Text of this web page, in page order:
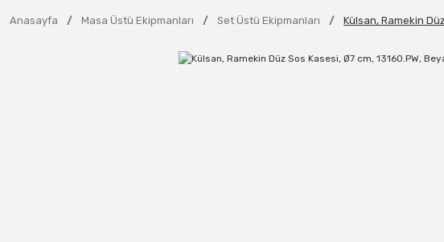
Anasayfa Masa Üstü Ekipmanları Set Üstü Ekipmanları Külsan, Ramekin